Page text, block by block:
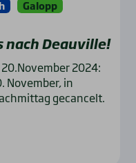
Galopp
nach Deau­ville!
2024:
November, in
gecancelt.